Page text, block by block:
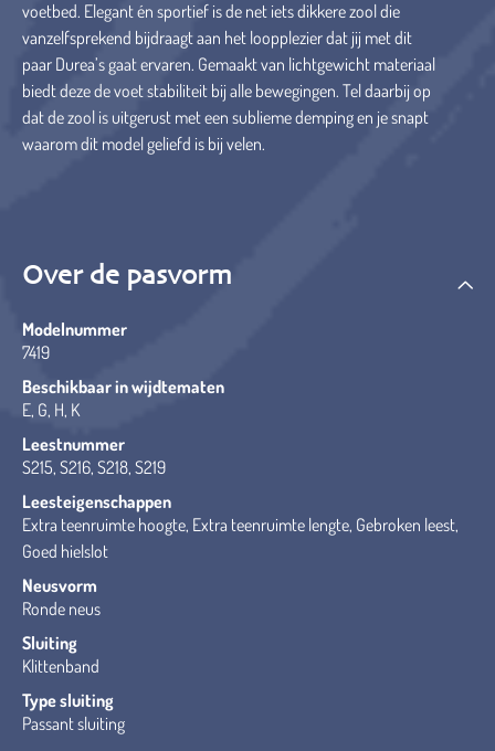
voetbed. Elegant én sportief is de net iets dikkere zool die
vanzelfsprekend bijdraagt aan het loopplezier dat jij met dit
paar Durea’s gaat ervaren. Gemaakt van lichtgewicht materiaal
biedt deze de voet stabiliteit bij alle bewegingen. Tel daarbij op
dat de zool is uitgerust met een sublieme demping en je snapt
waarom dit model geliefd is bij velen.
Over de pasvorm
Modelnummer
7419
Beschikbaar in wijdtematen
E, G, H, K
Leestnummer
S215, S216, S218, S219
Leesteigenschappen
Extra teenruimte hoogte, Extra teenruimte lengte, Gebroken leest,
Goed hielslot
Neusvorm
Ronde neus
Sluiting
Klittenband
Type sluiting
Passant sluiting